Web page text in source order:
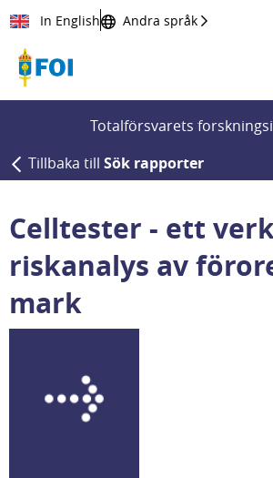
Till innehållet
In English Andra språk
Totalförsvarets
Tillbaka till Sök rapporter
Celltester - ett
riskanalys av
mark